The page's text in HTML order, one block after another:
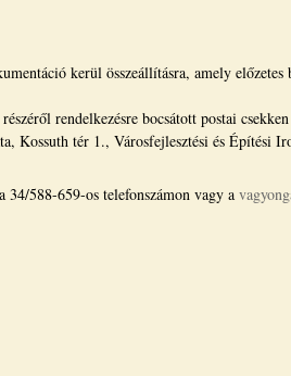
kerül összeállításra, amely előzetes
rendelkezésre bocsátott postai
Kossuth tér 1., Városfejlesztési és Építési
588-659-os telefonszámon vagy a